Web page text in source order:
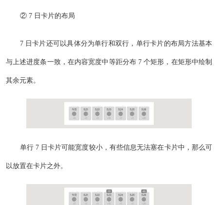
② 7 日卡片的布局
7 日卡片还可以具体分为单行和双行，单行卡片的布局方法基本
与上述进度条一致，在内容宽度中等距分布 7 个矩形，在矩形中绘制
其余元素。
单行 7 日卡片可能宽度较小，有些信息无法塞在卡片中，那么可
以放置在卡片之外。